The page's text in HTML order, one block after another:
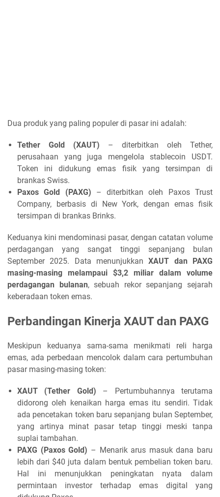
Dua produk yang paling populer di pasar ini adalah:
Tether Gold (XAUT) – diterbitkan oleh Tether,
perusahaan yang juga mengelola stablecoin USDT.
Token ini didukung emas fisik yang tersimpan di
brankas Swiss.
Paxos Gold (PAXG) – diterbitkan oleh Paxos Trust
Company, berbasis di New York, dengan emas fisik
tersimpan di brankas Brinks.
Keduanya kini mendominasi pasar, dengan catatan volume
perdagangan yang sangat tinggi sepanjang bulan
September 2025. Data menunjukkanXAUT dan PAXG
masing-masing melampaui $3,2 miliar dalam volume
perdagangan bulanan, sebuah rekor sepanjang sejarah
keberadaan token emas.
Perbandingan Kinerja XAUT dan PAXG
Meskipun keduanya sama-sama menikmati reli harga
emas, ada perbedaan mencolok dalam cara pertumbuhan
pasar masing-masing token:
XAUT (Tether Gold) – Pertumbuhannya terutama
didorong oleh kenaikan harga emas itu sendiri. Tidak
ada pencetakan token baru sepanjang bulan September,
yang artinya minat pasar tetap tinggi meski tanpa
suplai tambahan.
PAXG (Paxos Gold) – Menarik arus masuk dana baru
lebih dari $40 juta dalam bentuk pembelian token baru.
Hal ini menunjukkan peningkatan nyata dalam
permintaan investor terhadap emas digital yang